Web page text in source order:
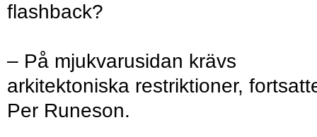
flashback?
– På mjukvarusidan krävs
arkitektoniska restriktioner,
Per Runeson.